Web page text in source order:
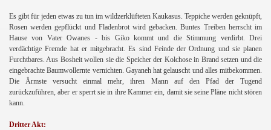
Es gibt für jeden etwas zu tun im wildzerklüfteten Kaukasus. Teppiche werden geknüpft,
Rosen werden gepflückt und Fladenbrot wird gebacken. Buntes Treiben herrscht im
Hause von Vater Owanes - bis Giko kommt und die Stimmung verdirbt. Drei
verdächtige Fremde hat er mitgebracht. Es sind Feinde der Ordnung und sie planen
Furchtbares. Aus Bosheit wollen sie die Speicher der Kolchose in Brand setzen und die
eingebrachte Baumwollernte vernichten. Gayaneh hat gelauscht und alles mitbekommen.
Die Ärmste versucht einmal mehr, ihren Mann auf den Pfad der Tugend
zurückzuführen, aber er sperrt sie in ihre Kammer ein, damit sie seine Pläne nicht stören
kann.
Dritter Akt: